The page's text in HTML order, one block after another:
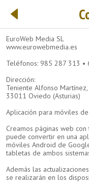
EuroWeb Media SL
www.eurowebmedia.es
Teléfonos: 985 287 313
Dirección:
Teniente Alfonso
33011 Oviedo (Asturias)
Aplicación para móviles
Creamos páginas web
puede convertir en una
móviles Android de
tabletas de ambos
Además las
se realizarán en los